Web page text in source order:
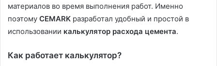
материалов во время выполнения работ. Именно
поэтому CEMARK разработал удобный и простой в
использовании калькулятор расхода цемента.
Как работает калькулятор?